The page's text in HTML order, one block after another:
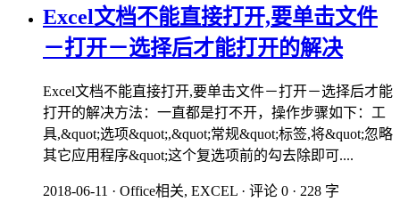
Excel文档不能直接打开,要单击文件
－打开－选择后才能打开的解决
Excel文档不能直接打开,要单击文件－打开－选择后才能
打开的解决方法：一直都是打不开，操作步骤如下：工
具,&quot;选项&quot;,&quot;常规&quot;标签,将&quot;忽略
其它应用程序&quot;这个复选项前的勾去除即可....
2018-06-11 · Office相关, EXCEL · 评论 0 · 228 字